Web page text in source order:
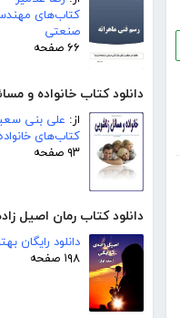
کتاب‌های
صنعتی
۶۶ صفحه
دانلود کتاب خانواده و
از: علی بنی
کتاب‌های
۹۳ صفحه
دانلود کتاب رمان اصیل
دانلود رایگان
۱۹۸ صفحه